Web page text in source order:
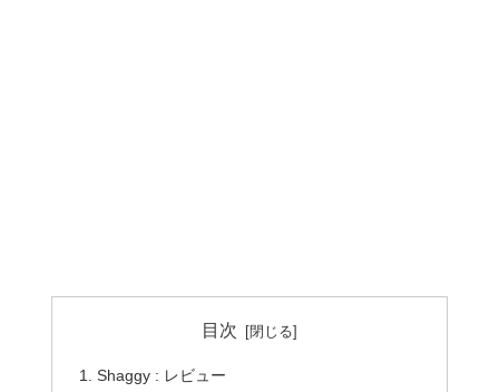
目次
Shaggy : レビュー